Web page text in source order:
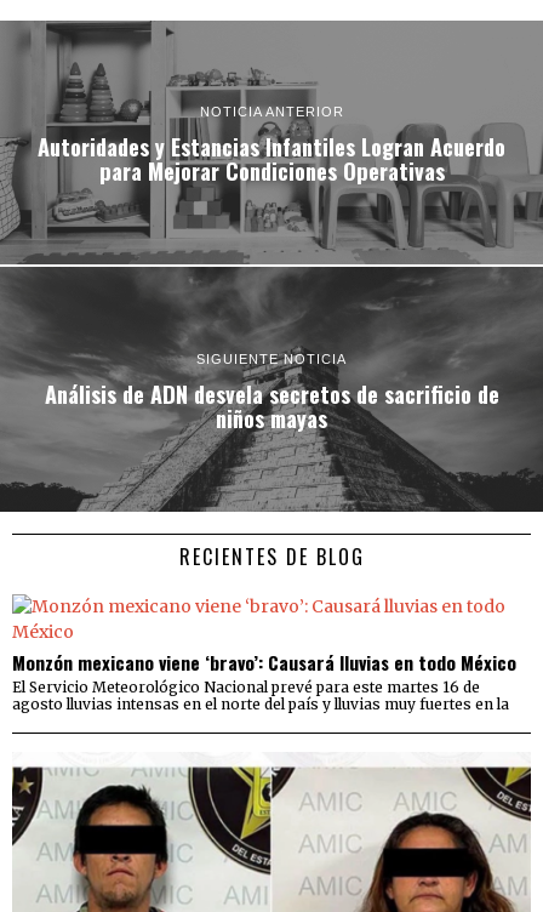
NOTICIA ANTERIOR
Autoridades y Estancias Infantiles Logran Acuerdo
para Mejorar Condiciones Operativas
SIGUIENTE NOTICIA
Análisis de ADN desvela secretos de sacrificio de
niños mayas
RECIENTES DE BLOG
Monzón mexicano viene ‘bravo’: Causará lluvias en todo México
El Servicio Meteorológico Nacional prevé para este martes 16 de
agosto lluvias intensas en el norte del país y lluvias muy fuertes en la